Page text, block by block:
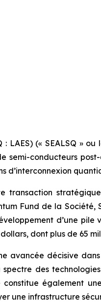
: LAES) (« SEALSQ »
semi-conducteurs
d’interconnexion
transaction
Fund de la
d’une pile
dont plus de 65
avancée décisive
spectre des
constitue également
une infrastructure